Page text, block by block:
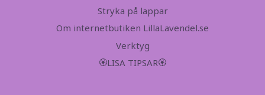
Stryka på lappar
Om internetbutiken LillaLavendel.se
Verktyg
🏵LISA TIPSAR🏵